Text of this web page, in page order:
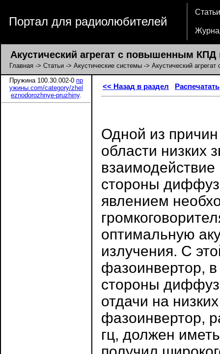
Портал для радиолюбителей
Статьи
Акустический агрегат с повышенным КПД
Главная -> Статьи -> Акустические системы -> Акустический
Пружина 100.30.002-0 пр
ужины.com/category/zhel
eznodorozhnye-pruzhiny.
<< Назад в раздел Распечатать
Одной из причин
области низких
стороны
явлением
оптимальную
излучения. С
фазоинвертор,
стороны
отдачи на
фазоинвертор,
гц, должен